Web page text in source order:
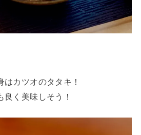
カツオのタタキ！
良く美味しそう！